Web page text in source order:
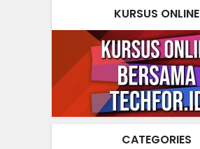
KURSUS ONLINE
CATEGORIES